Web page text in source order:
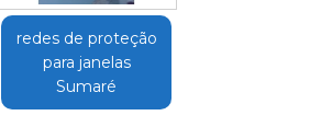
redes de proteção
para janelas
Sumaré